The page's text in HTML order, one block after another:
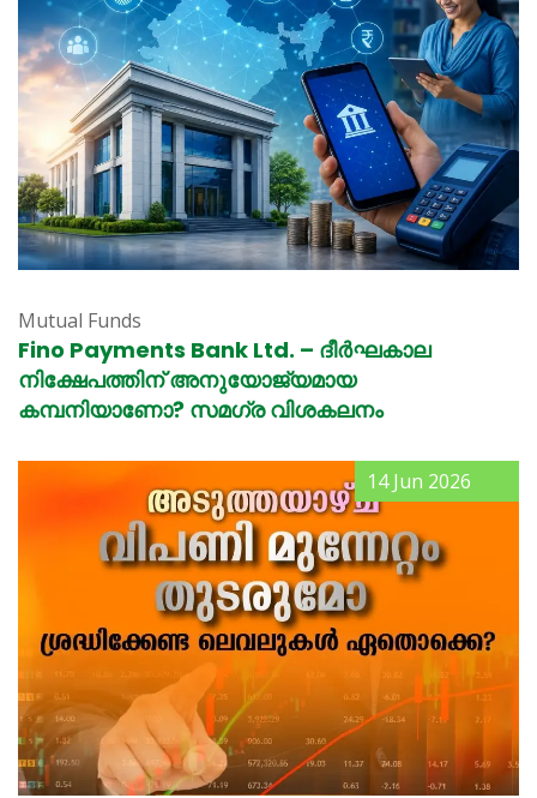
Mutual Funds
Fino Payments Bank Ltd. – ദീർഘകാല
നിക്ഷേപത്തിന് അനുയോജ്യമായ
കമ്പനിയാണോ? സമഗ്ര വിശകലനം
14 Jun 2026